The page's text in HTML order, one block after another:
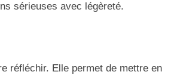
sérieuses avec légèreté.
réfléchir. Elle permet de mettre en